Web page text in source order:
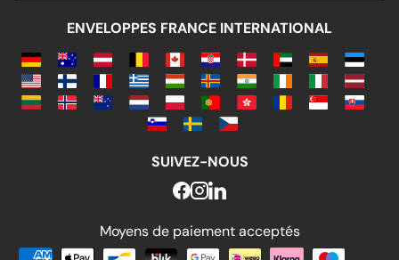
ENVELOPPES FRANCE INTERNATIONAL
SUIVEZ-NOUS
Moyens de paiement acceptés